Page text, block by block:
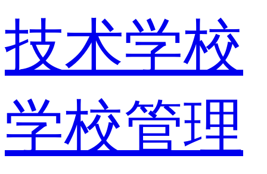
技术学校
学校管理